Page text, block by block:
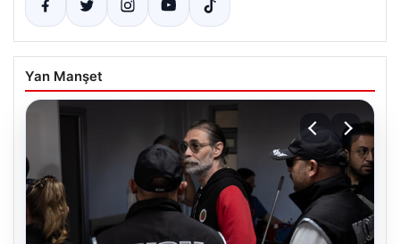
Yan Manşet